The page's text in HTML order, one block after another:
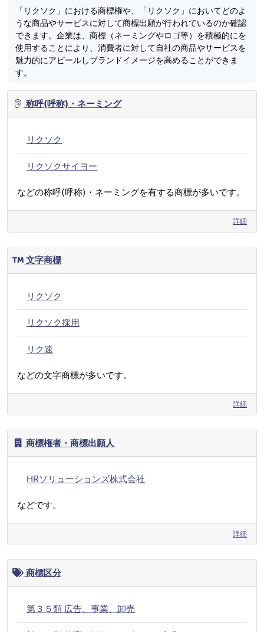
「リクソク」における商標権や、「リクソク」においてどのよ
うな商品やサービスに対して商標出願が行われているのか確認
できます。企業は、商標（ネーミングやロゴ等）を積極的にを
使用することにより、消費者に対して自社の商品やサービスを
魅力的にアピールしブランドイメージを高めることができま
す。
称呼(呼称)・ネーミング
リクソク
リクソクサイヨー
などの称呼(呼称)・ネーミングを有する商標が多いです。
詳細
文字商標
リクソク
リクソク採用
リク速
などの文字商標が多いです。
詳細
商標権者・商標出願人
HRソリューションズ株式会社
などです。
詳細
商標区分
第３５類 広告、事業、卸売